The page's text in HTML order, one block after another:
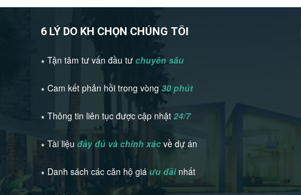
6 LÝ DO KH CHỌN CHÚNG TÔI
∗ Tận tâm tư vấn đầu tư chuyên sâu
∗ Cam kết phản hồi trong vòng 30 phút
∗ Thông tin liên tục được cập nhật 24/7
∗ Tài liệu đầy đủ và chính xác về dự án
∗ Danh sách các căn hộ giá ưu đãinhất